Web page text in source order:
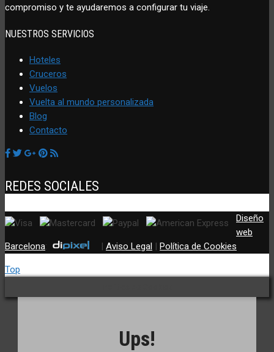
compromiso y te ayudaremos a configurar tu viaje.
NUESTROS SERVICIOS
Hoteles
Cruceros
Vuelos
Vuelta al mundo personalizada
Blog
Contacto
REDES SOCIALES
Diseño
web
Barcelona: | Aviso Legal | Política de Cookies
Top
Ups!